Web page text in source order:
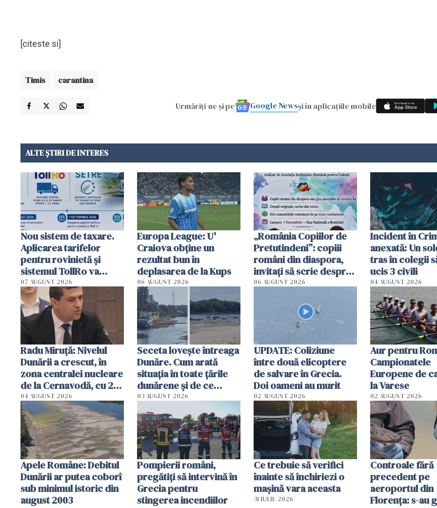
[citeste si]
Timis carantina
Urmăriți-ne și pe Google Newsși în aplicațiile mobile
ALTE ȘTIRI DE INTERES
Nou sistem de taxare.
Aplicarea tarifelor
pentru rovinietă şi
sistemul TollRo va
începe la 1 octombrie
07 AUGUST 2026
Europa League: U'
Craiova obține un
rezultat bun în
deplasarea de la Kups
06 AUGUST 2026
„România Copiilor de
Pretutindeni”: copiii
români din diaspora,
invitați să scrie despre
România într-un volum
06 AUGUST 2026
Incident în
anexată: Un
tras în colegii
ucis 3 civili
04 AUGUST 2026
Radu Miruţă: Nivelul
Dunării a crescut, în
zona centralei nucleare
de la Cernavodă, cu 2
cm faţă de ziua trecută
04 AUGUST 2026
Seceta lovește întreaga
Dunăre. Cum arată
situația în toate țările
dunărene și de ce
România resimte
efectele, deși a plouat
în iulie
03 AUGUST 2026
UPDATE: Coliziune
între două elicoptere
de salvare în Grecia.
Doi oameni au murit
02 AUGUST 2026
Aur pentru
Campionatele
Europene de
la Varese
02 AUGUST 2026
Apele Române: Debitul
Dunării ar putea coborî
sub minimul istoric din
august 2003
Pompierii români,
pregătiţi să intervină în
Grecia pentru
stingerea incendiilor
Ce trebuie să verifici
înainte să închiriezi o
mașină vara aceasta
31 IULIE 2026
Controale fără
precedent pe
aeroportul din
Florența: s-au